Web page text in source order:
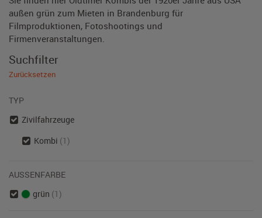
außen grün zum Mieten in Brandenburg für
Filmproduktionen, Fotoshootings und
Firmenveranstaltungen.
Suchfilter
Zurücksetzen
TYP
Zivilfahrzeuge
Kombi (1)
AUSSENFARBE
grün (1)